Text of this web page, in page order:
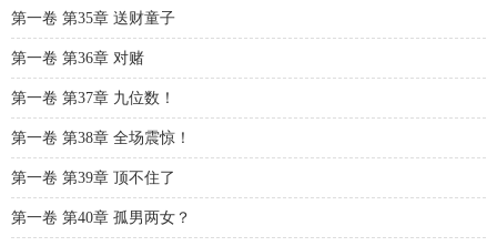
第一卷 第35章 送财童子
第一卷 第36章 对赌
第一卷 第37章 九位数！
第一卷 第38章 全场震惊！
第一卷 第39章 顶不住了
第一卷 第40章 孤男两女？